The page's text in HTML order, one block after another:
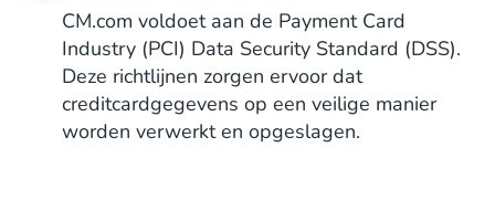
CM.com voldoet aan de Payment Card
Industry (PCI) Data Security Standard (DSS).
Deze richtlijnen zorgen ervoor dat
creditcardgegevens op een veilige manier
worden verwerkt en opgeslagen.